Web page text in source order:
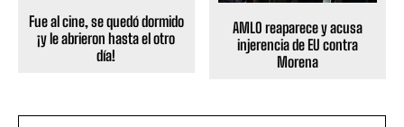
Fue al cine, se quedó dormido
¡y le abrieron hasta el otro
día!
AMLO reaparece y acusa
injerencia de EU contra
Morena